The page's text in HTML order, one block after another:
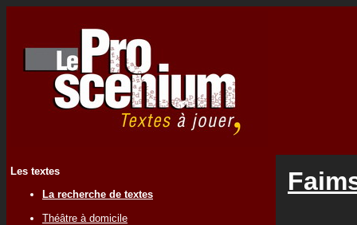
Les textes
La recherche de textes
Théâtre à domicile